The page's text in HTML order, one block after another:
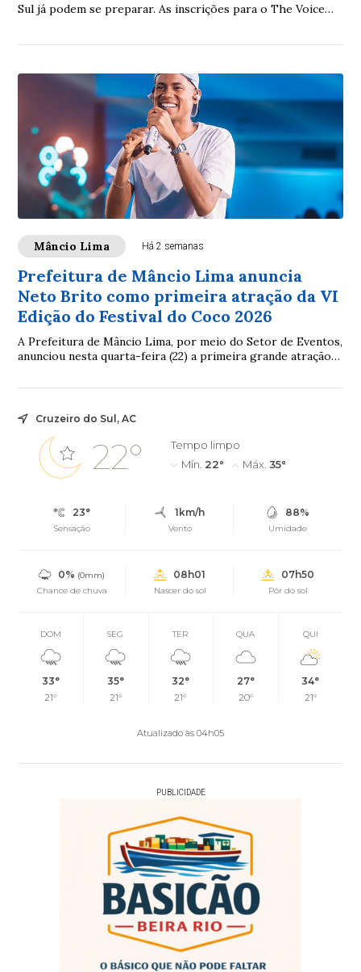
Sul já podem se preparar. As inscrições para o The Voice
Mâncio Lima Há 2 semanas
Prefeitura de Mâncio Lima anuncia
Neto Brito como primeira atração da VI
Edição do Festival do Coco 2026
A Prefeitura de Mâncio Lima, por meio do Setor de Eventos,
anunciou nesta quarta-feira (22) a primeira grande atração
Cruzeiro do Sul, AC
22°
Tempo limpo
Mín. 22° Máx. 35°
23°
Sensação
1km/h
Vento
88%
Umidade
0% (0mm)
Chance de chuva
08h01
Nascer do sol
07h50
Pôr do sol
DOM
33°
21°
SEG
35°
21°
TER
32°
21°
QUA
27°
20°
QUI
34°
21°
Atualizado às 04h05
PUBLICIDADE